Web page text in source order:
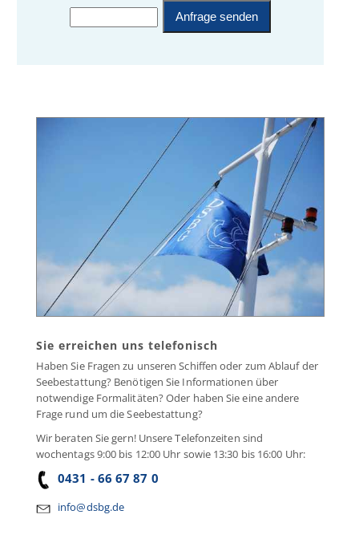
Sie erreichen uns telefonisch
Haben Sie Fragen zu unseren Schiffen oder zum Ablauf der
Seebestattung? Benötigen Sie Informationen über
notwendige Formalitäten? Oder haben Sie eine andere
Frage rund um die Seebestattung?
Wir beraten Sie gern! Unsere Telefonzeiten sind
wochentags 9:00 bis 12:00 Uhr sowie 13:30 bis 16:00 Uhr:
0431 - 66 67 87 0
info@dsbg.de